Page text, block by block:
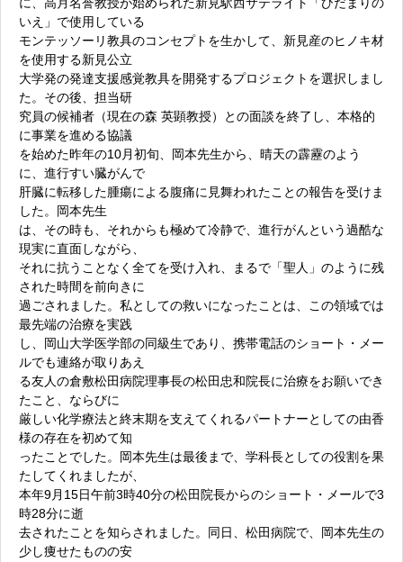
いえ」で使用している
モンテッソーリ教具のコンセプトを生かして、新見産のヒノキ材
を使用する新見公立
大学発の発達支援感覚教具を開発するプロジェクトを選択しまし
た。その後、担当研
究員の候補者（現在の森 英顕教授）との面談を終了し、本格的
に事業を進める協議
を始めた昨年の10月初旬、岡本先生から、晴天の霹靂のよう
に、進行すい臓がんで
肝臓に転移した腫瘍による腹痛に見舞われたことの報告を受けま
した。岡本先生
は、その時も、それからも極めて冷静で、進行がんという過酷な
現実に直面しながら、
それに抗うことなく全てを受け入れ、まるで「聖人」のように残
された時間を前向きに
過ごされました。私としての救いになったことは、この領域では
最先端の治療を実践
し、岡山大学医学部の同級生であり、携帯電話のショート・メー
ルでも連絡が取りあえ
る友人の倉敷松田病院理事長の松田忠和院長に治療をお願いでき
たこと、ならびに
厳しい化学療法と終末期を支えてくれるパートナーとしての由香
様の存在を初めて知
ったことでした。岡本先生は最後まで、学科長としての役割を果
たしてくれましたが、
本年9月15日午前3時40分の松田院長からのショート・メールで3
時28分に逝
去されたことを知らされました。同日、松田病院で、岡本先生の
少し痩せたものの安